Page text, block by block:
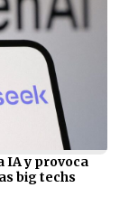
IA y provoca
big techs